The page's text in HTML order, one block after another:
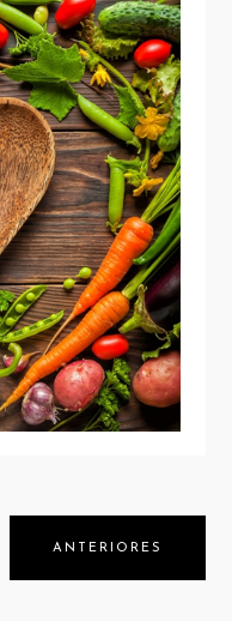
O RISCO
CARDÍACA
ANTERIORES